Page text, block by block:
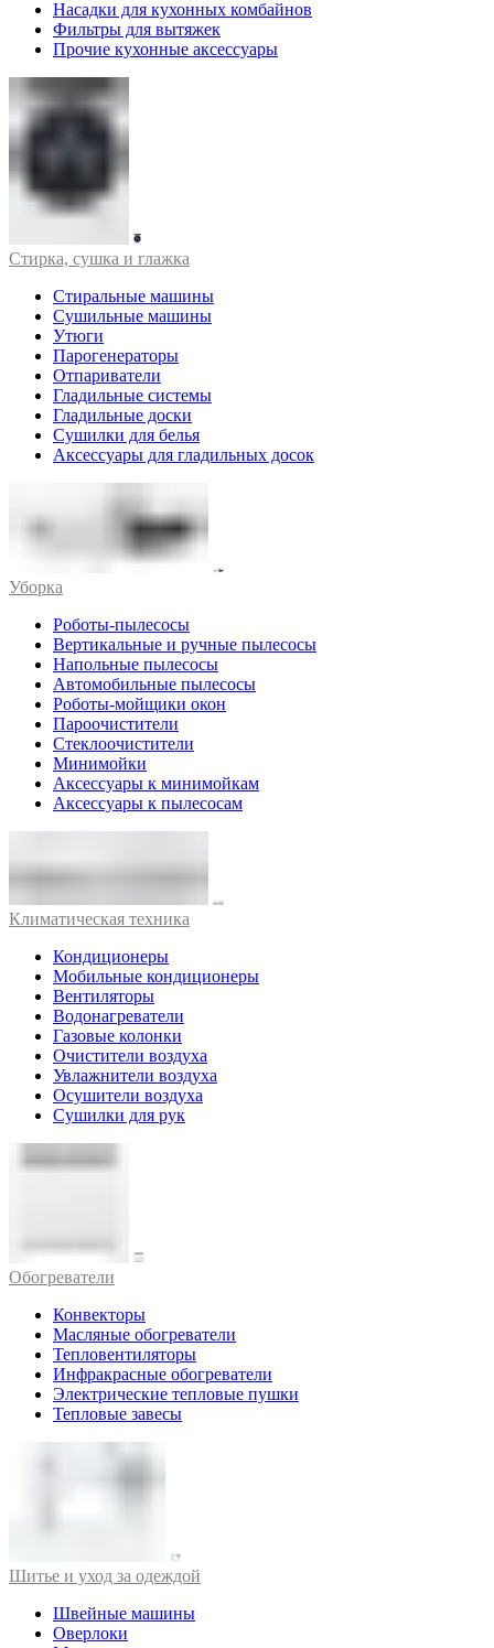
Насадки для кухонных комбайнов
Фильтры для вытяжек
Прочие кухонные аксессуары
Стирка, сушка и глажка
Стиральные машины
Сушильные машины
Утюги
Парогенераторы
Отпариватели
Гладильные системы
Гладильные доски
Сушилки для белья
Аксессуары для гладильных досок
Уборка
Роботы-пылесосы
Вертикальные и ручные пылесосы
Напольные пылесосы
Автомобильные пылесосы
Роботы-мойщики окон
Пароочистители
Стеклоочистители
Минимойки
Аксессуары к минимойкам
Аксессуары к пылесосам
Климатическая техника
Кондиционеры
Мобильные кондиционеры
Вентиляторы
Водонагреватели
Газовые колонки
Очистители воздуха
Увлажнители воздуха
Осушители воздуха
Сушилки для рук
Обогреватели
Конвекторы
Масляные обогреватели
Тепловентиляторы
Инфракрасные обогреватели
Электрические тепловые пушки
Тепловые завесы
Шитье и уход за одеждой
Швейные машины
Оверлоки